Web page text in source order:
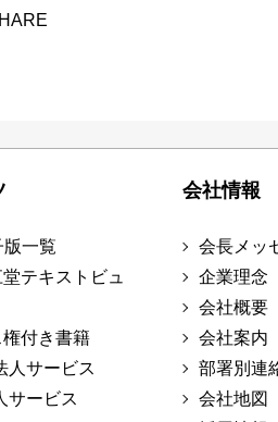
版一覧
テキストビュ
付き書籍
人サービス
サービス
会社情報
会長メッ
企業理念
会社概要
会社案内
部署別連
会社地図